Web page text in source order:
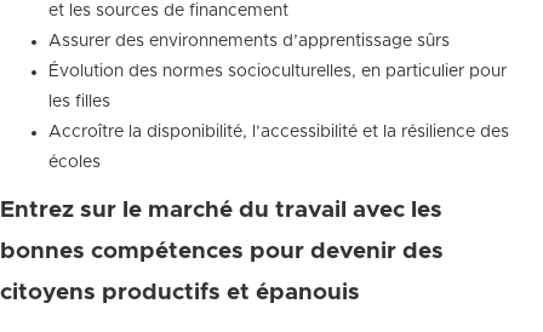
et les sources de financement
Assurer des environnements d’apprentissage sûrs
Évolution des normes socioculturelles, en particulier pour
les filles
Accroître la disponibilité, l’accessibilité et la résilience des
écoles
Entrez sur le marché du travail avec les
bonnes compétences pour devenir des
citoyens productifs et épanouis